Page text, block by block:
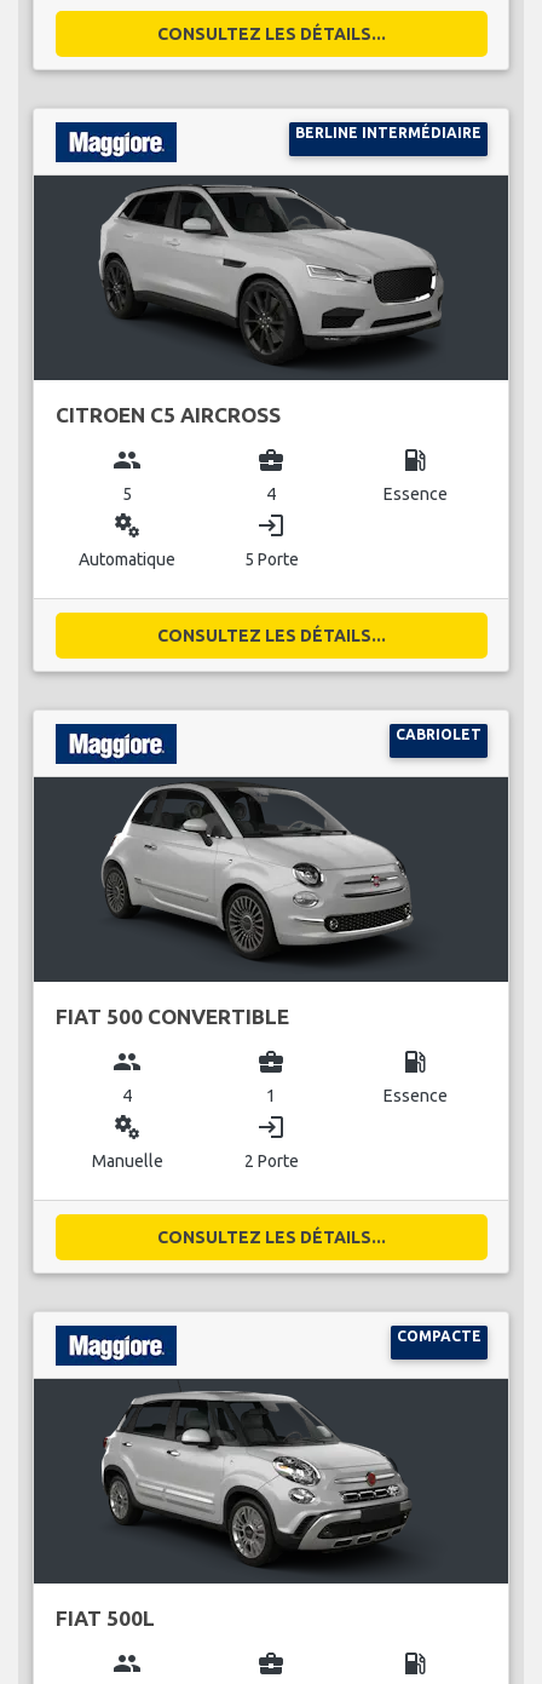
CONSULTEZ LES DÉTAILS...
BERLINE INTERMÉDIAIRE
CITROEN C5 AIRCROSS
group
5
business_center
4
local_gas_station
Essence
miscellaneous_services
Automatique
login
5 Porte
CONSULTEZ LES DÉTAILS...
CABRIOLET
FIAT 500 CONVERTIBLE
group
4
business_center
1
local_gas_station
Essence
miscellaneous_services
Manuelle
login
2 Porte
CONSULTEZ LES DÉTAILS...
COMPACTE
FIAT 500L
group business_center local_gas_station